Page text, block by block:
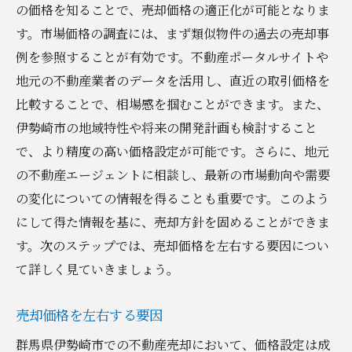
の価格を知ることで、売却価格の適正化が可能となりま
す。市場価格の調査には、まず類似物件の過去の売却事
例を参照することが有効です。不動産ポータルサイトや
地元の不動産業者のデータを活用し、直近の取引価格を
比較することで、相場感を掴むことができます。また、
伊勢崎市の地域特性や将来の開発計画も検討すること
で、より精度の高い価格設定が可能です。さらに、地元
の不動産エージェントに相談し、最新の市場動向や需要
の変化についての情報を得ることも重要です。このよう
にして得た情報を基に、売却方針を固めることができま
す。次のステップでは、売却価格を左右する要因につい
て詳しく見ていきましょう。
売却価格を左右する要因
群馬県伊勢崎市での不動産売却において、価格設定は成